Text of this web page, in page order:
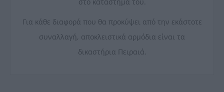
Για κάθε διαφορά που θα προκύψει από την εκάστοτε
συναλλαγή, αποκλειστικά αρμόδια είναι τα
δικαστήρια Πειραιά.